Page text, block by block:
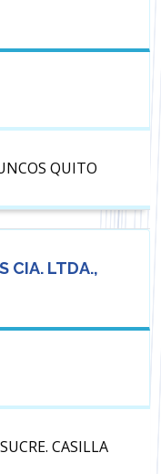
QUITO
CIA. LTDA.,
CASILLA